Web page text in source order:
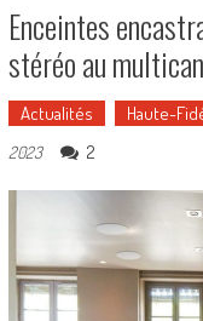
Enceintes
stéréo au
Actualités Haute-
2023
2